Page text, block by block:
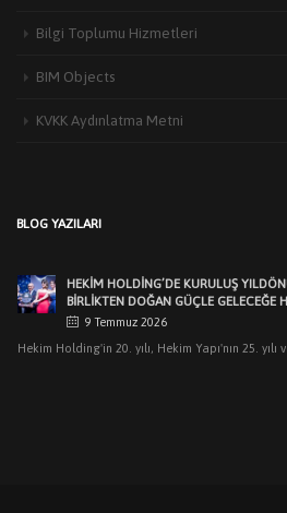
Bilgi Toplumu Hizmetleri
BIM Objects
KVKK Aydınlatma Metni
BLOG YAZILARI
HEKİM HOLDİNG’DE KURULUŞ
BİRLİKTEN DOĞAN GÜÇLE GELECEĞE
9 Temmuz 2026
Hekim Holding'in 20. yılı, Hekim Yapı'nın 25. yılı